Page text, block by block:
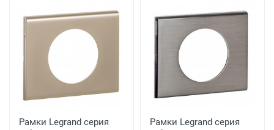
Рамки Legrand серия
Рамки Legrand серия